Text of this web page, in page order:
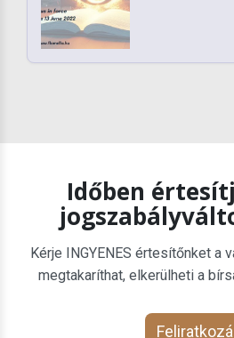
Időben
Kérje INGYENES értesítőnket a
megtakaríthat, elkerülheti a